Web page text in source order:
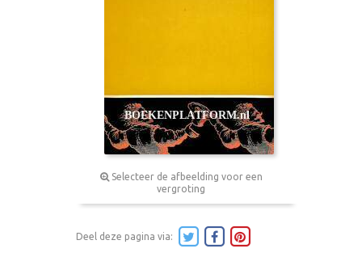
Selecteer de afbeelding voor een
vergroting
Deel deze pagina via: